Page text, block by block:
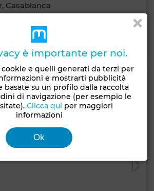
Casablanca
è importante per noi.
cookie e quelli generati da terzi per
e mostrarti pubblicità
basate su un profilo dalla raccolta
di navigazione (per esempio le
Clicca qui per maggiori
informazioni
Ok